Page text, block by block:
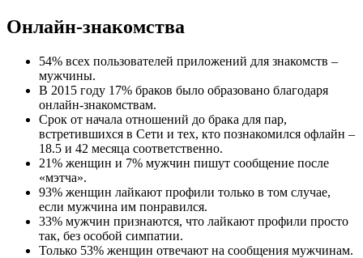
Онлайн-знакомства
54% всех пользователей приложений для знакомств –
мужчины.
В 2015 году 17% браков было образовано благодаря
онлайн-знакомствам.
Срок от начала отношений до брака для пар,
встретившихся в Сети и тех, кто познакомился офлайн –
18.5 и 42 месяца соответственно.
21% женщин и 7% мужчин пишут сообщение после
«мэтча».
93% женщин лайкают профили только в том случае,
если мужчина им понравился.
33% мужчин признаются, что лайкают профили просто
так, без особой симпатии.
Только 53% женщин отвечают на сообщения мужчинам.